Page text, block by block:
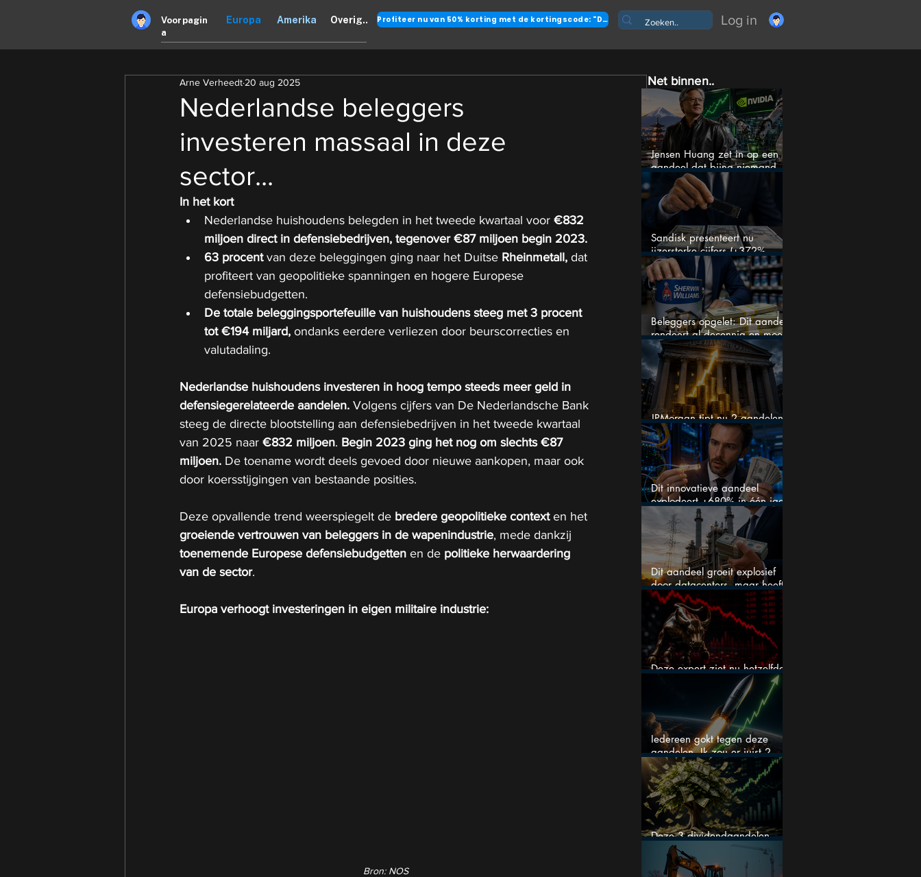
Voorpagin
a
Europa Amerika Overig.. Profiteer nu van 50% korting met de kortingscode: "DANK" Log in
Nederlandse beleggers
investeren massaal in deze
sector...
Arne Verheedt 20 aug 2025
In het kort
Nederlandse huishoudens belegden in het tweede kwartaal voor €832
miljoen direct in defensiebedrijven, tegenover €87 miljoen begin 2023.
63 procent van deze beleggingen ging naar het Duitse Rheinmetall, dat
profiteert van geopolitieke spanningen en hogere Europese
defensiebudgetten.
De totale beleggingsportefeuille van huishoudens steeg met 3 procent
tot €194 miljard, ondanks eerdere verliezen door beurscorrecties en
valutadaling.
Nederlandse huishoudens investeren in hoog tempo steeds meer geld in
defensiegerelateerde aandelen. Volgens cijfers van De Nederlandsche Bank
steeg de directe blootstelling aan defensiebedrijven in het tweede kwartaal
van 2025 naar €832 miljoen. Begin 2023 ging het nog om slechts €87
miljoen. De toename wordt deels gevoed door nieuwe aankopen, maar ook
door koersstijgingen van bestaande posities.
Deze opvallende trend weerspiegelt de bredere geopolitieke context en het
groeiende vertrouwen van beleggers in de wapenindustrie, mede dankzij
toenemende Europese defensiebudgetten en de politieke herwaardering
van de sector.
Europa verhoogt investeringen in eigen militaire industrie:
Bron: NOS
Net binnen..
Jensen Huang zet in op een
aandeel dat bijna niemand
Sandisk presenteert nu
ijzersterke cijfers (+372%
omzetgroei), toch zakt het
aandeel weg
Beleggers opgelet: Dit aandeel
rendeert al decennia en moet
op je watchlist staan!
JPMorgan tipt nu 2 aandelen
voor augustus
Dit innovatieve aandeel
explodeert +680% in één jaar
en blijft maar stijgen
Dit aandeel groeit explosief
door datacenters, maar heeft
tientallen miljarden nodig
Deze expert ziet nu hetzelfde
als voor de crash van 1987
Iedereen gokt tegen deze
aandelen. Ik zou er juist 2
kopen
Deze 3 dividendaandelen
kunnen binnenkort flink stijgen